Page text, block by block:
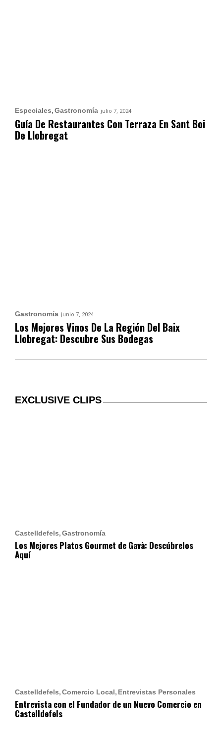
Especiales Gastronomía julio 7, 2024
Guía De Restaurantes Con Terraza En Sant Boi
De Llobregat
Gastronomía junio 7, 2024
Los Mejores Vinos De La Región Del Baix
Llobregat: Descubre Sus Bodegas
EXCLUSIVE CLIPS
Castelldefels Gastronomía
Los Mejores Platos Gourmet de Gavà: Descúbrelos
Aquí
Castelldefels Comercio Local Entrevistas Personales
Entrevista con el Fundador de un Nuevo Comercio en
Castelldefels